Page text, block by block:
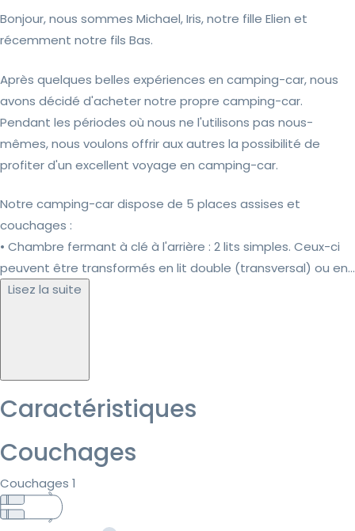
Bonjour, nous sommes Michael, Iris, notre fille Elien et
récemment notre fils Bas.
Après quelques belles expériences en camping-car, nous
avons décidé d'acheter notre propre camping-car.
Pendant les périodes où nous ne l'utilisons pas nous-
mêmes, nous voulons offrir aux autres la possibilité de
profiter d'un excellent voyage en camping-car.
Notre camping-car dispose de 5 places assises et
couchages :
• Chambre fermant à clé à l'arrière : 2 lits simples. Ceux-ci
peuvent être transformés en lit double (transversal) ou en...
Lisez la suite
Caractéristiques
Couchages
Couchages 1